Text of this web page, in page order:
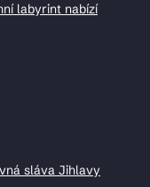
labyrint nabízí
sláva Jihlavy